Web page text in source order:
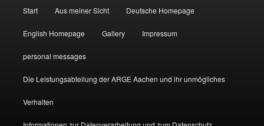
Start Aus meiner Sicht Deutsche Homepage
English Homepage Gallery Impressum
personal messages
Die Leistungsabteilung der ARGE Aachen und ihr unmögliches
Verhalten